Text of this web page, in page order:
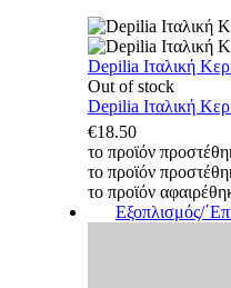
Depilia Ιταλική
Out of stock
Depilia Ιταλική
€18.50
το προϊόν
το προϊόν
το προϊόν
Εξοπλισμός/